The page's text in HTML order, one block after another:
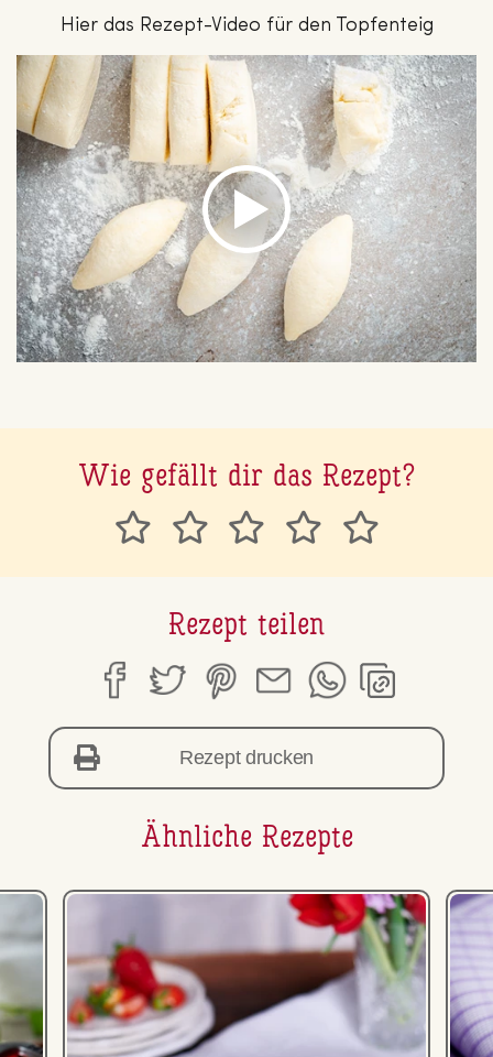
Hier das Rezept-Video für den Topfenteig
Wie gefällt dir das Rezept?
Rezept teilen
Rezept drucken
Ähnliche Rezepte